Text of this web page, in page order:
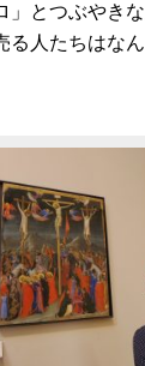
」とつぶやき
る人たちはな